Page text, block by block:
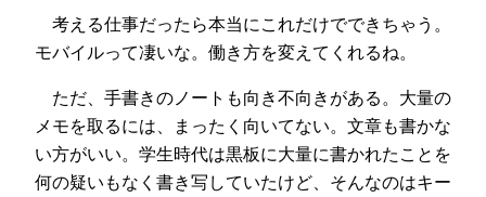
考える仕事だったら本当にこれだけでできちゃう。
モバイルって凄いな。働き方を変えてくれるね。
ただ、手書きのノートも向き不向きがある。大量の
メモを取るには、まったく向いてない。文章も書かな
い方がいい。学生時代は黒板に大量に書かれたことを
何の疑いもなく書き写していたけど、そんなのはキー